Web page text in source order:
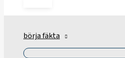
börja fäkta